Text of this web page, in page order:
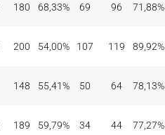
180 68,33% 69 96 71,88%
200 54,00% 107 119 89,92%
148 55,41% 50 64 78,13%
189 59,79% 34 44 77,27%